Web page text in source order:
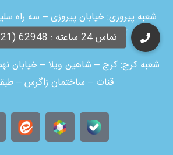
شعبه پیروزی: خیابان پیروزی – سه راه
آبادی – رو به روی مسجد یاسین –
شعبه کرج:کرج – شاهین ویلا – خیابان
قنات – ساختمان زاگرس –